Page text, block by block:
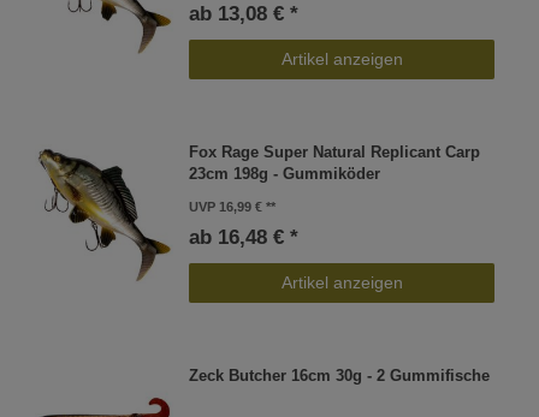
ab 13,08 € *
Artikel anzeigen
Fox Rage Super Natural Replicant Carp
23cm 198g - Gummiköder
UVP 16,99 €
ab 16,48 € *
Artikel anzeigen
Zeck Butcher 16cm 30g - 2 Gummifische